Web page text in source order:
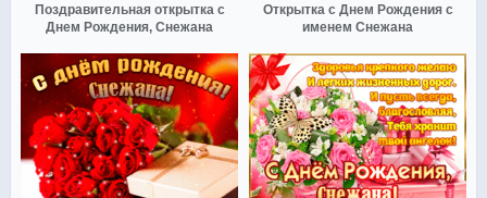
Поздравительная открытка с
Днем Рождения, Снежана
Открытка с Днем Рождения с
именем Снежана